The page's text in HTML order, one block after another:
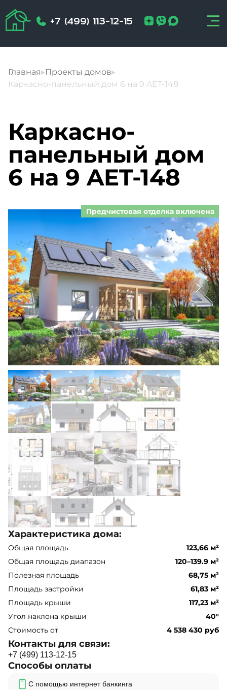
+7 (499) 113-12-15
Главная▸Проекты домов▸
Каркасно-панельный дом 6 на 9 AET-148
Каркасно-
панельный дом
6 на 9 AET-148
Характеристика дома:
Общая площадь
123,66 м²
Общая площадь диапазон
120–139.9 м²
Полезная площадь
68,75 м²
Площадь застройки
61,83 м²
Площадь крыши
117,23 м²
Угол наклона крыши
40°
Стоимость от
4 538 430 руб
Контакты для связи:
+7 (499) 113-12-15
Способы оплаты
С помощью интернет банкинга
Предчистовая отделка включена